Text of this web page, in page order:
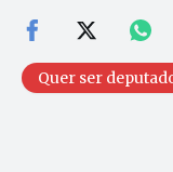
Quer ser